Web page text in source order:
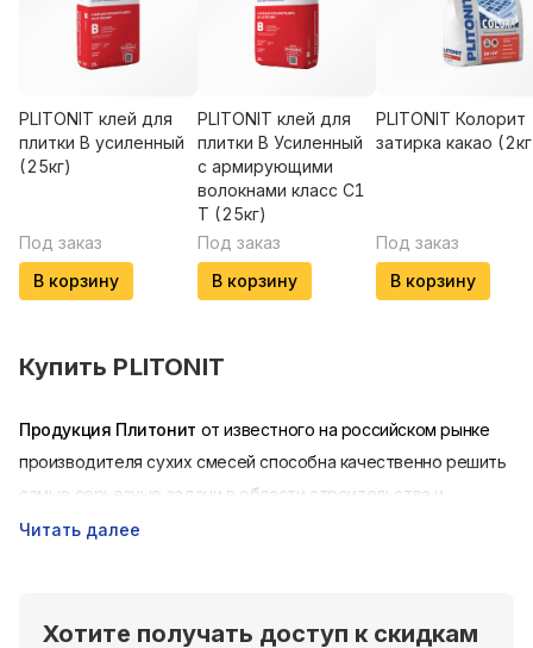
PLITONIT клей для
плитки В усиленный
(25кг)
Под заказ
В корзину
PLITONIT клей для
плитки В Усиленный
с армирующими
волокнами класс С1
Т (25кг)
Под заказ
В корзину
PLITONIT Колорит
затирка какао
Под заказ
В корзину
Купить PLITONIT
Продукция Плитонит от известного на российском рынке
производителя сухих смесей способна качественно решить
самые серьезные задачи в области строительства и
ремонта. Достаточно востребованные на различных
чему компания занимает лидирующие позиции в области
Читать далее
Хотите получать доступ к скидкам